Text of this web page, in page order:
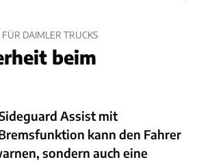
DAIMLER TRUCKS
beim
Assist mit
kann den Fahrer
sondern auch eine